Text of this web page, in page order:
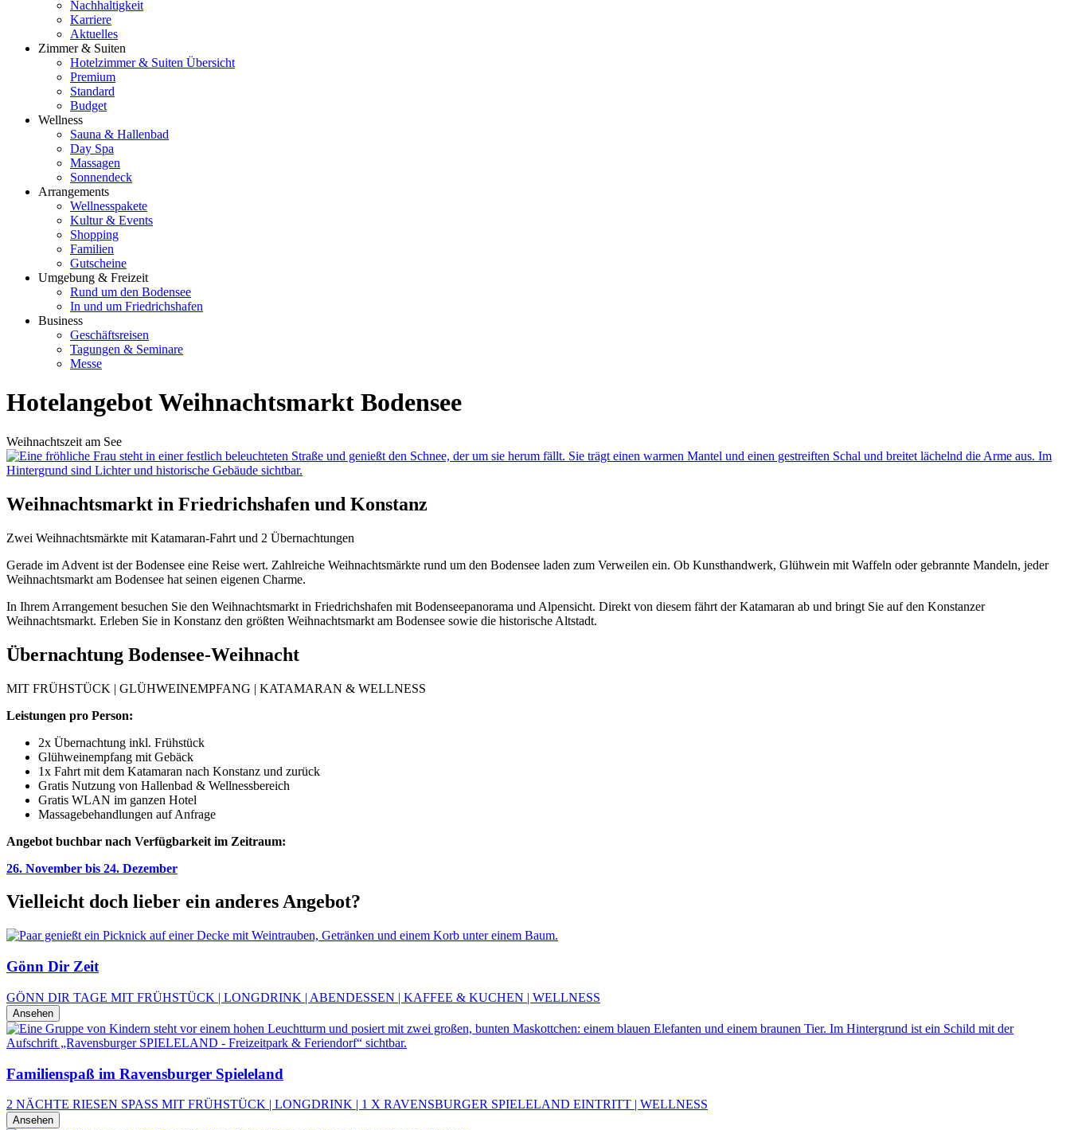
Nachhaltigkeit
Karriere
Aktuelles
Zimmer & Suiten
Hotelzimmer & Suiten Übersicht
Premium
Standard
Budget
Wellness
Sauna & Hallenbad
Day Spa
Massagen
Sonnendeck
Arrangements
Wellnesspakete
Kultur & Events
Shopping
Familien
Gutscheine
Umgebung & Freizeit
Rund um den Bodensee
In und um Friedrichshafen
Business
Geschäftsreisen
Tagungen & Seminare
Messe
Hotelangebot Weihnachtsmarkt Bodensee
Weihnachtszeit am See
Weihnachtsmarkt in Friedrichshafen und Konstanz
Zwei Weihnachtsmärkte mit Katamaran-Fahrt und 2 Übernachtungen
Gerade im Advent ist der Bodensee eine Reise wert. Zahlreiche Weihnachtsmärkte rund um den Bodensee laden zum Verweilen ein. Ob Kunsthandwerk, Glühwein mit Waffeln oder gebrannte Mandeln, jeder
Weihnachtsmarkt am Bodensee hat seinen eigenen Charme.
In Ihrem Arrangement besuchen Sie den Weihnachtsmarkt in Friedrichshafen mit Bodenseepanorama und Alpensicht. Direkt von diesem fährt der Katamaran ab und bringt Sie auf den Konstanzer
Weihnachtsmarkt. Erleben Sie in Konstanz den größten Weihnachtsmarkt am Bodensee sowie die historische Altstadt.
Übernachtung Bodensee-Weihnacht
MIT FRÜHSTÜCK | GLÜHWEINEMPFANG | KATAMARAN & WELLNESS
Leistungen pro Person:
2x Übernachtung inkl. Frühstück
Glühweinempfang mit Gebäck
1x Fahrt mit dem Katamaran nach Konstanz und zurück
Gratis Nutzung von Hallenbad & Wellnessbereich
Gratis WLAN im ganzen Hotel
Massagebehandlungen auf Anfrage
Angebot buchbar nach Verfügbarkeit im Zeitraum:
26. November bis 24. Dezember
Vielleicht doch lieber ein anderes Angebot?
Gönn Dir Zeit
GÖNN DIR TAGE MIT FRÜHSTÜCK | LONGDRINK | ABENDESSEN | KAFFEE & KUCHEN | WELLNESS
Ansehen
Familienspaß im Ravensburger Spieleland
2 NÄCHTE RIESEN SPASS MIT FRÜHSTÜCK | LONGDRINK | 1 X RAVENSBURGER SPIELELAND EINTRITT | WELLNESS
Ansehen